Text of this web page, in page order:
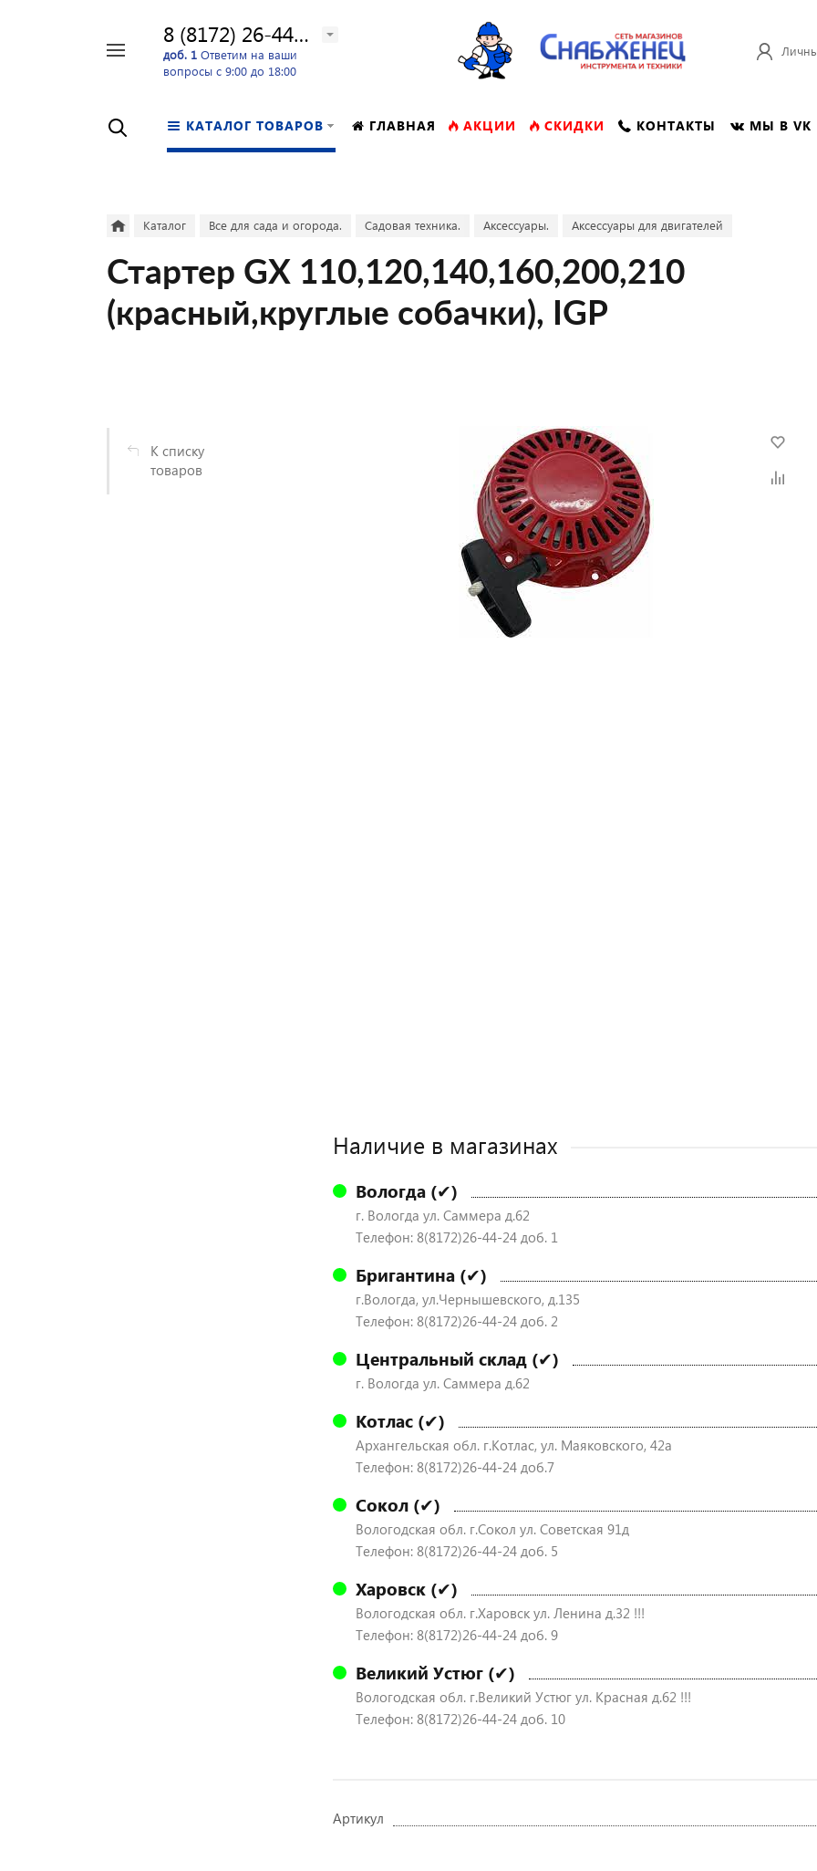
8 (8172) 26-44-24
доб. 1 Ответим на ваши
вопросы с 9:00 до 18:00
КАТАЛОГ ТОВАРОВ ГЛАВНАЯ АКЦИИ СКИДКИ КОНТАКТЫ МЫ В VK
Каталог Все для сада и огорода. Садовая техника. Аксессуары. Аксессуары для двигателей
Стартер GX 110,120,140,160,200,210
(красный,круглые собачки), IGP
К списку
товаров
Наличие в магазинах
Вологда (✔)
г. Вологда ул. Саммера д.62
Телефон: 8(8172)26-44-24 доб. 1
Бригантина (✔)
г.Вологда, ул.Чернышевского, д.135
Телефон: 8(8172)26-44-24 доб. 2
Центральный склад (✔)
г. Вологда ул. Саммера д.62
Котлас (✔)
Архангельская обл. г.Котлас, ул. Маяковского, 42а
Телефон: 8(8172)26-44-24 доб.7
Сокол (✔)
Вологодская обл. г.Сокол ул. Советская 91д
Телефон: 8(8172)26-44-24 доб. 5
Харовск (✔)
Вологодская обл. г.Харовск ул. Ленина д.32 !!!
Телефон: 8(8172)26-44-24 доб. 9
Великий Устюг (✔)
Вологодская обл. г.Великий Устюг ул. Красная д.62 !!!
Телефон: 8(8172)26-44-24 доб. 10
Артикул